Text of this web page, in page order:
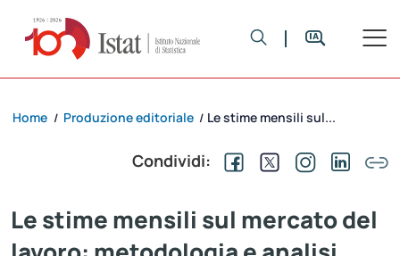
Home / Produzione editoriale / Le stime mensili sul...
Condividi:
Le stime mensili sul mercato del